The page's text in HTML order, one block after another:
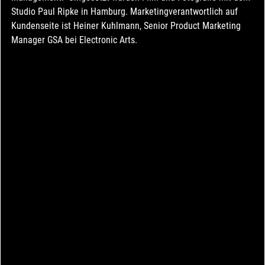
Studio Paul Ripke in Hamburg. Marketingverantwortlich auf
Kundenseite ist Heiner Kuhlmann, Senior Product Marketing
Manager GSA bei Electronic Arts.